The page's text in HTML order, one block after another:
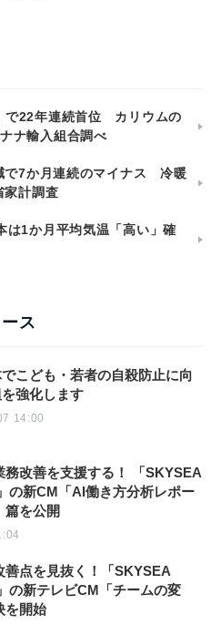
で22年連続首位 カリウムの
ナ輸入組合調べ
で7か月連続のマイナス 冷暖
計調査
1か月平均気温「高い」確
ス
こども・若者の自殺防止に向
強化します
14:00
務改善を支援する！ 「SKYSEA
の新CM「AI働き方分析レポー
篇を公開
善点を見抜く！「SKYSEA
の新テレビCM「チームの変
を開始